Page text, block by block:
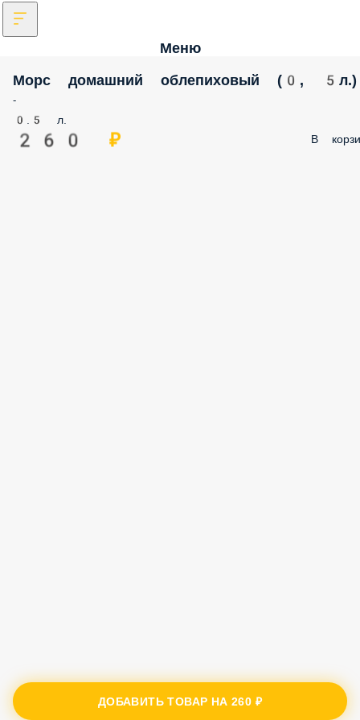
Меню
Морс домашний облепиховый (0, 5л.)
-
0.5 л.
260 ₽ В
ДОБАВИТЬ ТОВАР НА260 ₽